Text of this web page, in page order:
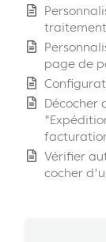
page de
Décocher
Vérifier
cocher